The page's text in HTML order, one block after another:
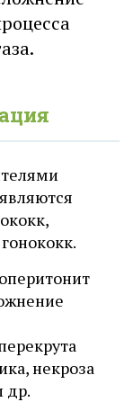
некроза
др.